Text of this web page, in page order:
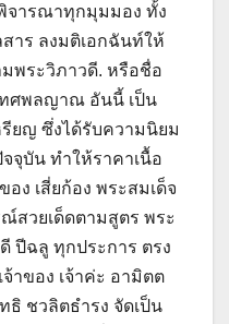
จารณาทุกมุมมอง ทั้ง
าร ลงมติเอกฉันท์ให้
พระวิภาวดี. หรือชื่อ
ทศพลญาณ อันนี้ เป็น
ยญ ซึ่งได้รับความนิยม
จุบัน ทำให้ราคาเนื้อ
ง เสี่ยก้อง พระสมเด็จ
สวยเด็ดตามสูตร พระ
ปีฉลู ทุกประการ ตรง
าของ เจ้าค่ะ อามิตต
ธิ ชวลิตธำรง จัดเป็น